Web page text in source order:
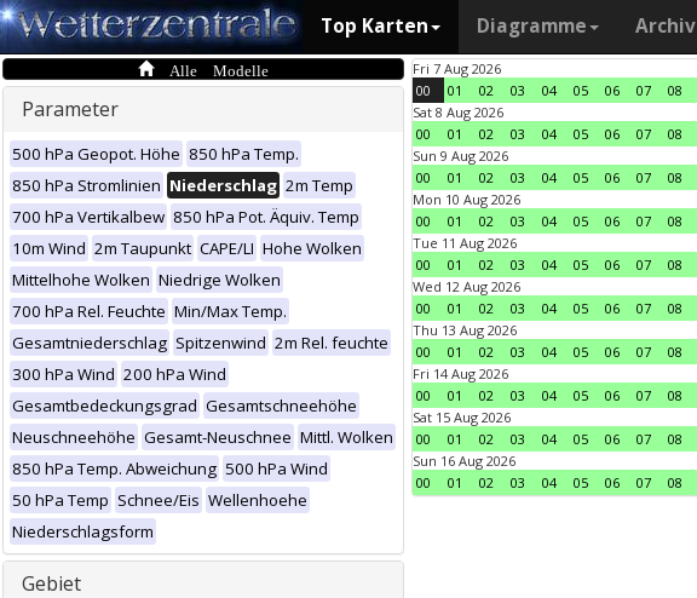
Top Karten Diagramme Archiv
Alle Modelle
Parameter
500 hPa Geopot. Höhe 850 hPa Temp.
850 hPa Stromlinien Niederschlag 2m Temp
700 hPa Vertikalbew 850 hPa Pot. Äquiv. Temp
10m Wind 2m Taupunkt CAPE/LI Hohe Wolken
Mittelhohe Wolken Niedrige Wolken
700 hPa Rel. Feuchte Min/Max Temp.
Gesamtniederschlag Spitzenwind 2m Rel. feuchte
300 hPa Wind 200 hPa Wind
Gesamtbedeckungsgrad Gesamtschneehöhe
Neuschneehöhe Gesamt-Neuschnee Mittl. Wolken
850 hPa Temp. Abweichung 500 hPa Wind
50 hPa Temp Schnee/Eis Wellenhoehe
Niederschlagsform
Gebiet
Fri 7 Aug 2026
00
01 02 03 04 05 06 07 08
Sat 8 Aug 2026
00
01 02 03 04 05 06 07 08
Sun 9 Aug 2026
00
01 02 03 04 05 06 07 08
Mon 10 Aug 2026
00
01 02 03 04 05 06 07 08
Tue 11 Aug 2026
00
01 02 03 04 05 06 07 08
Wed 12 Aug 2026
00
01 02 03 04 05 06 07 08
Thu 13 Aug 2026
00
01 02 03 04 05 06 07 08
Fri 14 Aug 2026
00
01 02 03 04 05 06 07 08
Sat 15 Aug 2026
00
01 02 03 04 05 06 07 08
Sun 16 Aug 2026
00
01 02 03 04 05 06 07 08